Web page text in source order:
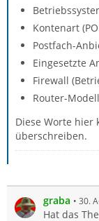
Kontenart
Postfach-
Eingesetzte
Firewall
Router-
Diese Worte hier
überschreiben.
graba 30.
Hat das